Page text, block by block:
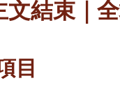
文結束｜
目